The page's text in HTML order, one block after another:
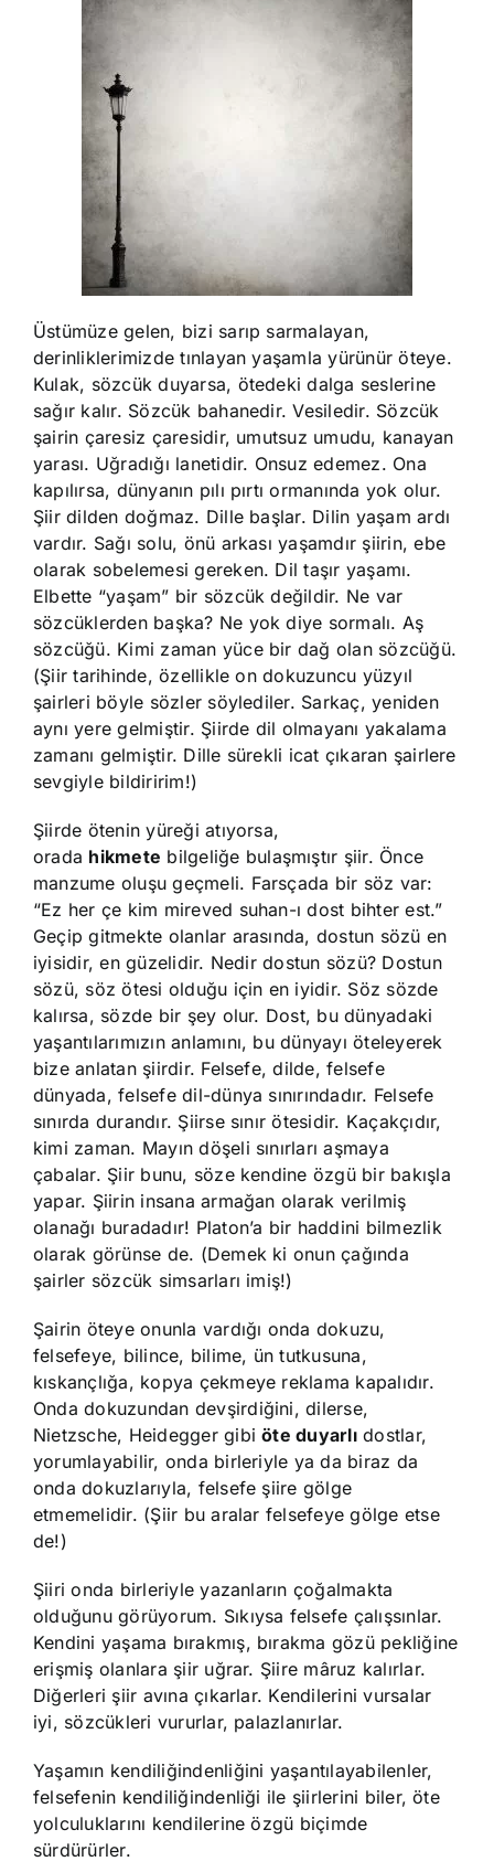
Üstümüze gelen, bizi sarıp sarmalayan,
derinliklerimizde tınlayan yaşamla yürünür öteye.
Kulak, sözcük duyarsa, ötedeki dalga seslerine
sağır kalır. Sözcük bahanedir. Vesiledir. Sözcük
şairin çaresiz çaresidir, umutsuz umudu, kanayan
yarası. Uğradığı lanetidir. Onsuz edemez. Ona
kapılırsa, dünyanın pılı pırtı ormanında yok olur.
Şiir dilden doğmaz. Dille başlar. Dilin yaşam ardı
vardır. Sağı solu, önü arkası yaşamdır şiirin, ebe
olarak sobelemesi gereken. Dil taşır yaşamı.
Elbette “yaşam” bir sözcük değildir. Ne var
sözcüklerden başka? Ne yok diye sormalı. Aş
sözcüğü. Kimi zaman yüce bir dağ olan sözcüğü.
(Şiir tarihinde, özellikle on dokuzuncu yüzyıl
şairleri böyle sözler söylediler. Sarkaç, yeniden
aynı yere gelmiştir. Şiirde dil olmayanı yakalama
zamanı gelmiştir. Dille sürekli icat çıkaran şairlere
sevgiyle bildiririm!)
Şiirde ötenin yüreği atıyorsa,
orada hikmete bilgeliğe bulaşmıştır şiir. Önce
manzume oluşu geçmeli. Farsçada bir söz var:
“Ez her çe kim mireved suhan-ı dost bihter est.”
Geçip gitmekte olanlar arasında, dostun sözü en
iyisidir, en güzelidir. Nedir dostun sözü? Dostun
sözü, söz ötesi olduğu için en iyidir. Söz sözde
kalırsa, sözde bir şey olur. Dost, bu dünyadaki
yaşantılarımızın anlamını, bu dünyayı öteleyerek
bize anlatan şiirdir. Felsefe, dilde, felsefe
dünyada, felsefe dil-dünya sınırındadır. Felsefe
sınırda durandır. Şiirse sınır ötesidir. Kaçakçıdır,
kimi zaman. Mayın döşeli sınırları aşmaya
çabalar. Şiir bunu, söze kendine özgü bir bakışla
yapar. Şiirin insana armağan olarak verilmiş
olanağı buradadır! Platon’a bir haddini bilmezlik
olarak görünse de. (Demek ki onun çağında
şairler sözcük simsarları imiş!)
Şairin öteye onunla vardığı onda dokuzu,
felsefeye, bilince, bilime, ün tutkusuna,
kıskançlığa, kopya çekmeye reklama kapalıdır.
Onda dokuzundan devşirdiğini, dilerse,
Nietzsche, Heidegger gibiöte duyarlıdostlar,
yorumlayabilir, onda birleriyle ya da biraz da
onda dokuzlarıyla, felsefe şiire gölge
etmemelidir. (Şiir bu aralar felsefeye gölge etse
de!)
Şiiri onda birleriyle yazanların çoğalmakta
olduğunu görüyorum. Sıkıysa felsefe çalışsınlar.
Kendini yaşama bırakmış, bırakma gözü pekliğine
erişmiş olanlara şiir uğrar. Şiire mâruz kalırlar.
Diğerleri şiir avına çıkarlar. Kendilerini vursalar
iyi, sözcükleri vururlar, palazlanırlar.
Yaşamın kendiliğindenliğini yaşantılayabilenler,
felsefenin kendiliğindenliği ile şiirlerini biler, öte
yolculuklarını kendilerine özgü biçimde
sürdürürler.